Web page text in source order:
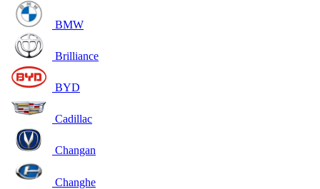
BMW
Brilliance
BYD
Cadillac
Changan
Changhe